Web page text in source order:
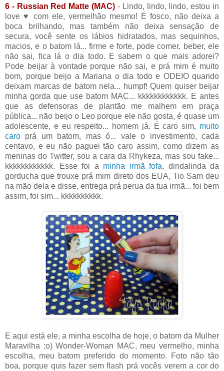
6 - Russian Red Matte (MAC) - Lindo, lindo, lindo, estou in
love ♥ com ele, vermelhão mesmo! É fosco, não deixa a
boca brilhando, mas também não deixa sensação de
secura, você sente os lábios hidratados, mas sequinhos,
macios, e o batom lá... firme e forte, pode comer, beber, ele
não sai, fica lá o dia todo. E sabem o que mais adorei?
Pode beijar à vontade porque não sai, e prá mim é muito
bom, porque beijo a Mariana o dia todo e ODEIO quando
deixam marcas de batom nela... humpf! Quem quiser beijar
minha gorda que use batom MAC... kkkkkkkkkkkk. E antes
que as defensoras de plantão me malhem em praça
pública... não beijo o Leo porque ele não gosta, é quase um
adolescente, e eu respeito... homem já. É caro sim, muito
caro prá um batom, mas ó... vale o investimento, cada
centavo, e eu não paguei tão caro assim, como dizem as
meninas do Twitter, sou a cara da Rhykeza, mas sou fake...
kkkkkkkkkkkk. Esse foi a minha irmã fofa, dindalinda da
gorducha que trouxe prá mim direto dos EUA, Tio Sam deu
na mão dela e disse, entrega prá perua da tua irmã... foi bem
assim, foi sim... kkkkkkkkkk.
E aqui está ele, a minha escolha de hoje, o batom da Mulher
Maravilha ;o) Wonder-Woman MAC, meu vermelho, minha
escolha, meu batom preferido do momento. Foto não tão
boa, porque quis fazer sem flash prá vocês verem a cor do